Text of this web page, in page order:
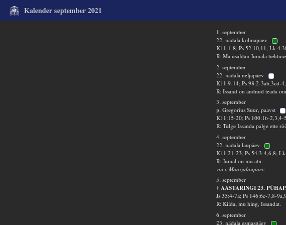
Kalender september 2021
1. september
22. nädala kolmapäev
Kl 1:1-8; Ps 52:10,11; Lk
R: Ma usaldan Jumala
2. september
22. nädala neljapäev
Kl 1:9-14; Ps 98:2-3ab,3cd-
R: Issand on andnud teada
3. september
p. Gregorius Suur, paavst
Kl 1:15-20; Ps 100:1b-
R: Tulge Issanda palge ette
4. september
22. nädala laupäev
Kl 1:21-23; Ps 54:3-4,6,8;
R: Jumal on mu abi.
või v Maarjalaupäev
5. september
† AASTARINGI 23.
Js 35:4-7a; Ps 146:6c-7,8-
R: Kiida, mu hing, Issandat.
6. september
23. nädala esmaspäev